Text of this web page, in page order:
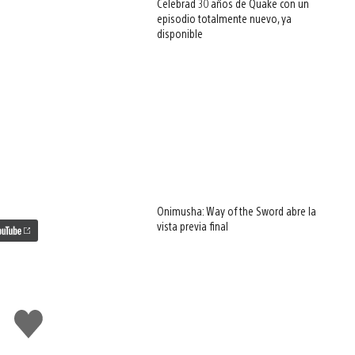
Me
gusta
Celebrad 30 años de Quake con un
episodio totalmente nuevo, ya
disponible
Onimusha: Way of the Sword abre la
vista previa final